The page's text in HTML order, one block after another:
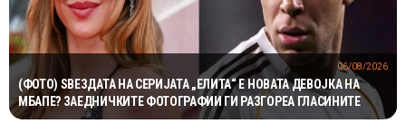
(ФОТО) ЅВЕЗДАТА НА СЕРИЈАТА „ЕЛИТА“ Е НОВАТА ДЕВОЈКА НА
МБАПЕ? ЗАЕДНИЧКИТЕ ФОТОГРАФИИ ГИ РАЗГОРЕА ГЛАСИНИТЕ
06/08/2026